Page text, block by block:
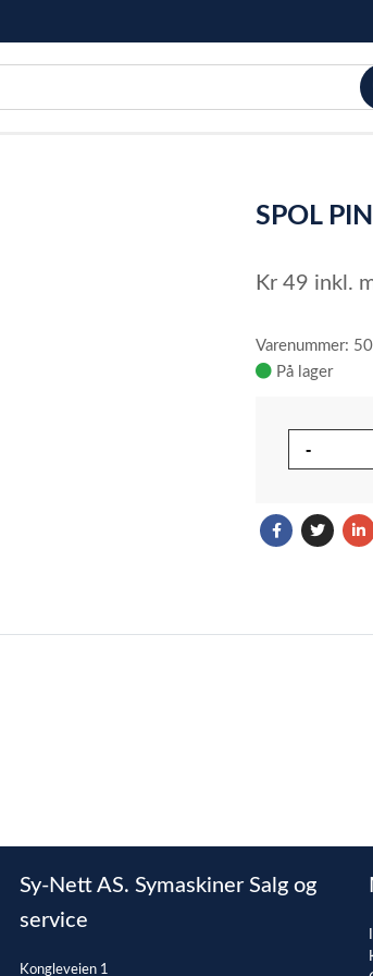
SPOL
Kr49 inkl.
Varenummer:
På lager
Sy-Nett AS. Symaskiner Salg og
service
Kongleveien 1